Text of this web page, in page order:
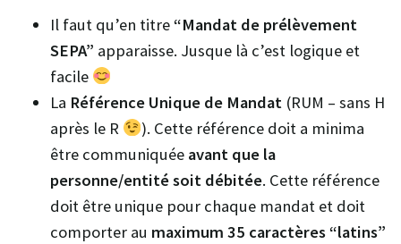
Il faut qu’en titre“Mandat de prélèvement
SEPA” apparaisse. Jusque là c’est logique et
facile
La Référence Unique de Mandat (RUM – sans H
après le R
). Cette référence doit a minima
être communiquée avant que la
personne/entité soit débitée. Cette référence
doit être unique pour chaque mandat et doit
comporter au maximum 35 caractères “latins”